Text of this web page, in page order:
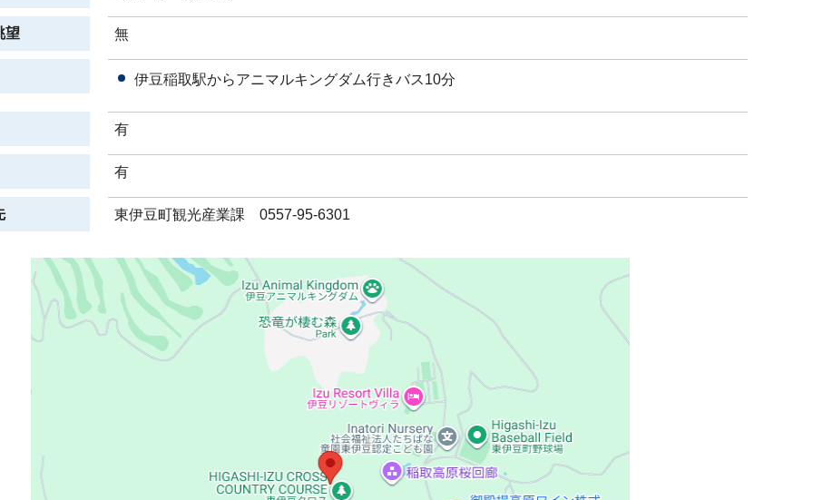
望 無
伊豆稲取駅からアニマルキングダム行きバス10分
有
有
東伊豆町観光産業課 0557-95-6301